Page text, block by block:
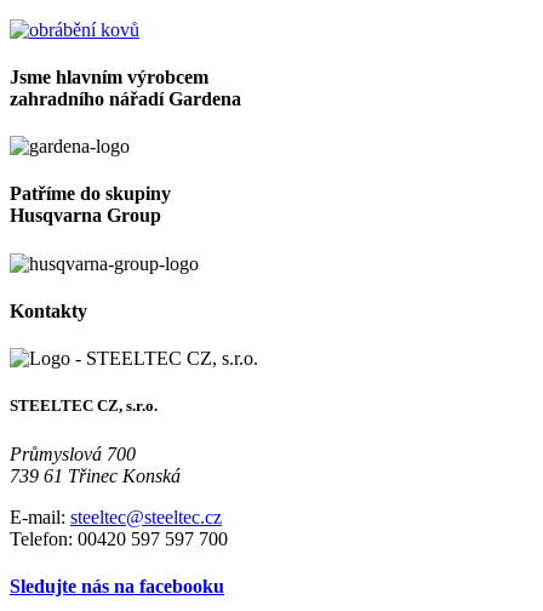
Jsme hlavním výrobcem
zahradního nářadí Gardena
Patříme do skupiny
Husqvarna Group
Kontakty
STEELTEC CZ, s.r.o.
Průmyslová 700
739 61 Třinec Konská
E-mail: steeltec@steeltec.cz
Telefon: 00420 597 597 700
Sledujte nás na facebooku